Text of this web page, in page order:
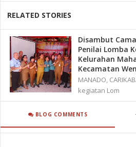
RELATED STORIES
Disambut
Penilai Lomba
Kelurahan
Kecamatan
MANADO,
kegiatan Lom
BLOG COMMENTS